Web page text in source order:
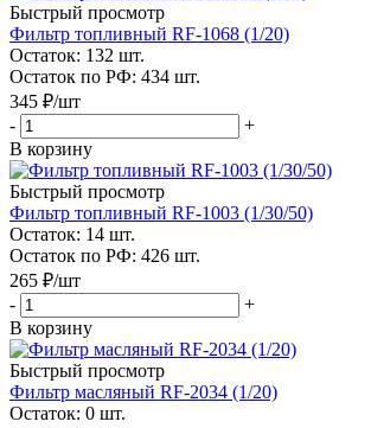
Быстрый просмотр
Фильтр топливный RF-1068 (1/20)
Остаток: 132 шт.
Остаток по РФ: 434 шт.
345 ₽/шт
-
+
В корзину
Быстрый просмотр
Фильтр топливный RF-1003 (1/30/50)
Остаток: 14 шт.
Остаток по РФ: 426 шт.
265 ₽/шт
-
+
В корзину
Быстрый просмотр
Фильтр масляный RF-2034 (1/20)
Остаток: 0 шт.